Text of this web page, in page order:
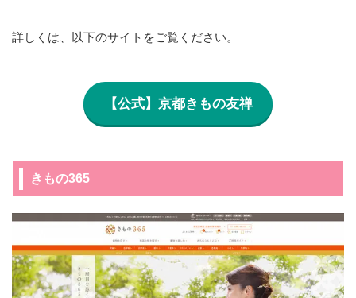
詳しくは、以下のサイトをご覧ください。
【公式】京都きもの友禅
きもの365